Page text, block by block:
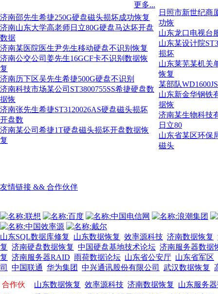
更多...
济南邵先生希捷250G硬盘磁头损坏成功恢复
济南山东大学高老师日立80G硬盘马达坏开盘
数据
济南某医院医生尹先生移动硬盘不识别恢复
济南公交公司姜先生16GCF卡不识别数据恢
复
济南历下区吴先生希捷500G硬盘不识别
济南科技市场某公司ST3800755SS希捷硬盘数
据恢
济南张先生希捷ST3120026AS硬盘磁头损坏
开盘数
济南某公司希捷1T硬盘磁头损坏开盘数据恢
复
日照市新世纪商
功恢
山东龙口电视台
山东某设计院
损坏
山东莱芜某机关
恢复
某部队
山东新金华钢铁
据恢
济南某生物科技
日立80
山东省某区环保
磁头
友情链接 && 合作伙伴
山东SQL数据库修复 山东数据恢复 效率源科技 济南数据恢复
复 济南硬盘数据恢复 中国硬盘基地技术论坛 济南服务器数据
复 济南服务器RAID 雨荷数据论坛 山东省公安厅 山东省军区
司
中国联通 华为集团 中兴通讯股份有限公司 武汉数据恢复
合作伙
山东数据恢复 效率源科技 济南数据恢复
山东服务